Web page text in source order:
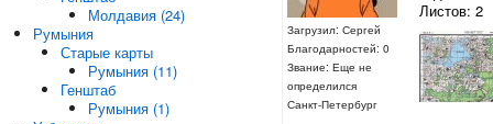
Загрузил: Сергей
Благодарностей: 0
Звание: Еще не
определился
Санкт-Петербург
Листов: 2
Молдавия (24)
Румыния
Старые карты
Румыния (11)
Генштаб
Румыния (1)